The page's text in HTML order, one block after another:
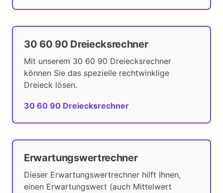
30 60 90 Dreiecksrechner
Mit unserem 30 60 90 Dreiecksrechner
können Sie das spezielle rechtwinklige
Dreieck lösen.
30 60 90 Dreiecksrechner
Erwartungswertrechner
Dieser Erwartungswertrechner hilft Ihnen,
einen Erwartungswert (auch Mittelwert